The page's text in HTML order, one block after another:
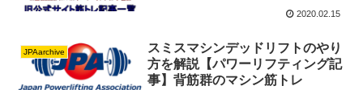
2020.02.15
JPAarchive
スミスマシンデッドリフトのやり
方を解説【パワーリフティング記
事】背筋群のマシン筋トレ